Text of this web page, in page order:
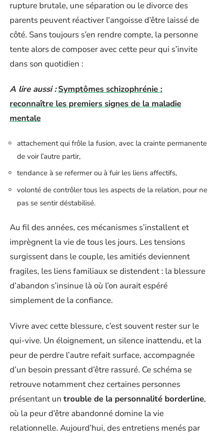
rupture brutale, une séparation ou le divorce des
parents peuvent réactiver l’angoisse d’être laissé de
côté. Sans toujours s’en rendre compte, la personne
tente alors de composer avec cette peur qui s’invite
dans son quotidien :
A lire aussi : Symptômes schizophrénie :
reconnaître les premiers signes de la maladie
mentale
attachement qui frôle la fusion, avec la crainte permanente
de voir l’autre partir,
tendance à se refermer ou à fuir les liens affectifs,
volonté de contrôler tous les aspects de la relation, pour ne
pas se sentir déstabilisé.
Au fil des années, ces mécanismes s’installent et
imprègnent la vie de tous les jours. Les tensions
surgissent dans le couple, les amitiés deviennent
fragiles, les liens familiaux se distendent : la blessure
d’abandon s’insinue là où l’on aurait espéré
simplement de la confiance.
Vivre avec cette blessure, c’est souvent rester sur le
qui-vive. Un éloignement, un silence inattendu, et la
peur de perdre l’autre refait surface, accompagnée
d’un besoin pressant d’être rassuré. Ce schéma se
retrouve notamment chez certaines personnes
présentant un trouble de la personnalité borderline,
où la peur d’être abandonné domine la vie
relationnelle. Aujourd’hui, des entretiens menés par